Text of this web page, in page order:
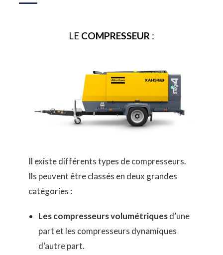
LE COMPRESSEUR :
Il existe différents types de compresseurs.
Ils peuvent être classés en deux grandes
catégories :
Les compresseurs volumétriquesd’une
part et les compresseurs dynamiques
d’autre part.